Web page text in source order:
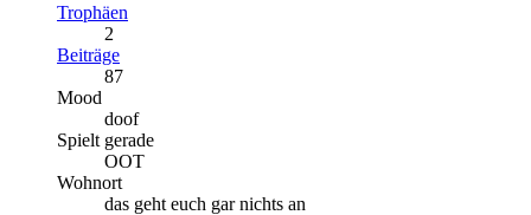
Trophäen
2
Beiträge
87
Mood
doof
Spielt gerade
OOT
Wohnort
das geht euch gar nichts an